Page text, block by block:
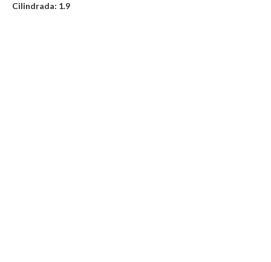
Cilindrada: 1.9